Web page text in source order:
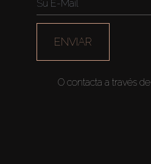
ENVIAR
O contacta a través de